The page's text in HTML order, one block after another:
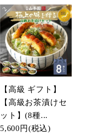
【高級 ギフト】
【高級お茶漬けセ
ット】(8種...
5,600円 (税込)